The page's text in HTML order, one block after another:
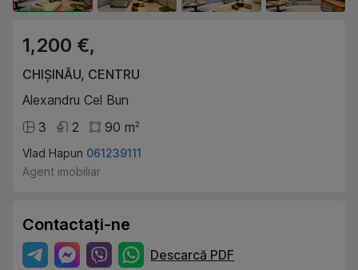
1,200 €,
CHIȘINĂU, CENTRU
Alexandru Cel Bun
3
2 90 m2
Vlad Hapun 061239111
Agent imobiliar
Contactați-ne
Descarcă PDF